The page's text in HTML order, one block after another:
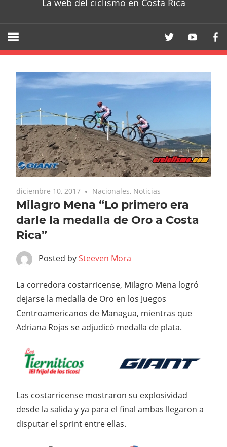
La web del ciclismo en Costa Rica
diciembre 10, 2017 Nacionales, Noticias
Milagro Mena “Lo primero era
darle la medalla de Oro a Costa
Rica”
Posted bySteeven Mora
La corredora costarricense, Milagro Mena logró
dejarse la medalla de Oro en los Juegos
Centroamericanos de Managua, mientras que
Adriana Rojas se adjudicó medalla de plata.
Las costarricense mostraron su explosividad
desde la salida y ya para el final ambas llegaron a
disputar el sprint entre ellas.